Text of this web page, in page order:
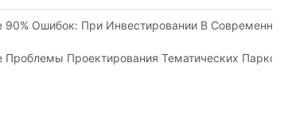
Чем 60 Захватывающими Аттракциями.
Детского Королевства «Ухань
90% Ошибок: При Инвестировании В
Проблемы Проектирования Тематических